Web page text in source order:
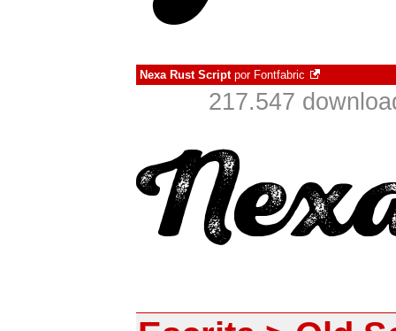
Nexa Rust Scriptpor Fontfabric
217.547